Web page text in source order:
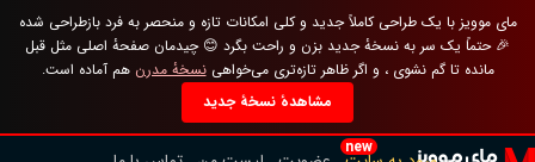
مای موویز با یک طراحی کاملاً جدید و کلی امکانات تازه و منحصر به فرد بازطراحی شده
🎉 حتماً یک سر به نسخهٔ جدید بزن و راحت بگرد 😊 چیدمان صفحهٔ اصلی مثل قبل
مانده تا گم نشوی ، و اگر ظاهر تازه‌تری می‌خواهینسخهٔ مدرن هم آماده است.
مشاهدهٔ نسخهٔ جدید
new